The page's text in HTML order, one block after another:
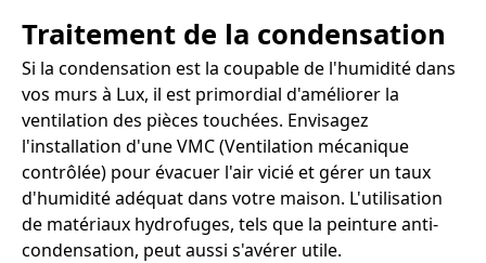
Traitement de la condensation
Si la condensation est la coupable de l'humidité dans
vos murs à Lux, il est primordial d'améliorer la
ventilation des pièces touchées. Envisagez
l'installation d'une VMC (Ventilation mécanique
contrôlée) pour évacuer l'air vicié et gérer un taux
d'humidité adéquat dans votre maison. L'utilisation
de matériaux hydrofuges, tels que la peinture anti-
condensation, peut aussi s'avérer utile.